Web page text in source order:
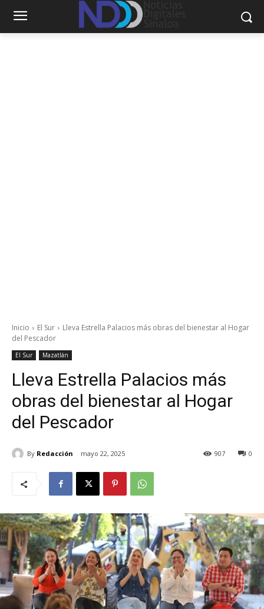
Inicio El Sur
Lleva Estrella Palacios más obras del bienestar al Hogar
del Pescador
El Sur Mazatlán
Lleva Estrella Palacios más
obras del bienestar al Hogar
del Pescador
By Redacción mayo 22, 2025 0
907